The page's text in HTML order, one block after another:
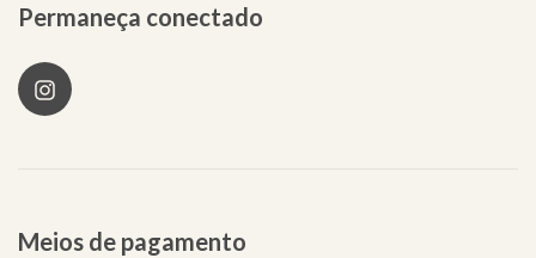
Permaneça conectado
Meios de pagamento